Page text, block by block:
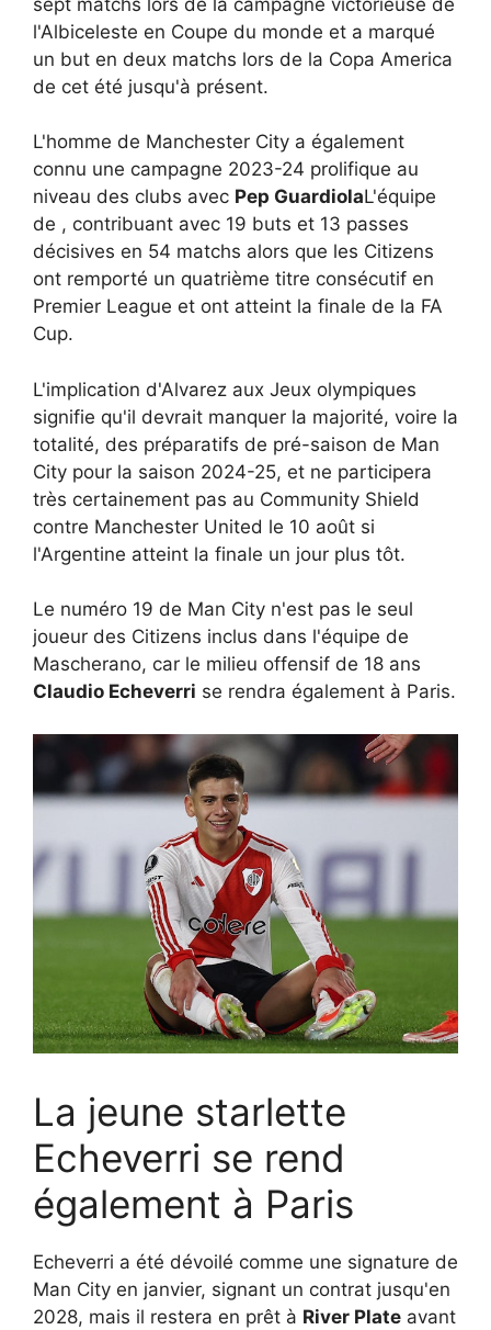
l'Albiceleste en Coupe du monde et a marqué
un but en deux matchs lors de la Copa America
de cet été jusqu'à présent.
L'homme de Manchester City a également
connu une campagne 2023-24 prolifique au
niveau des clubs avec Pep GuardiolaL'équipe
de , contribuant avec 19 buts et 13 passes
décisives en 54 matchs alors que les Citizens
ont remporté un quatrième titre consécutif en
Premier League et ont atteint la finale de la FA
Cup.
L'implication d'Alvarez aux Jeux olympiques
signifie qu'il devrait manquer la majorité, voire la
totalité, des préparatifs de pré-saison de Man
City pour la saison 2024-25, et ne participera
très certainement pas au Community Shield
contre Manchester United le 10 août si
l'Argentine atteint la finale un jour plus tôt.
Le numéro 19 de Man City n'est pas le seul
joueur des Citizens inclus dans l'équipe de
Mascherano, car le milieu offensif de 18 ans
Claudio Echeverri se rendra également à Paris.
La jeune starlette
Echeverri se rend
également à Paris
Echeverri a été dévoilé comme une signature de
Man City en janvier, signant un contrat jusqu'en
2028, mais il restera en prêt à River Plate avant